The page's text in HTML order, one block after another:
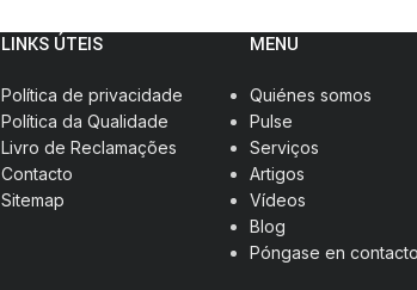
LINKS ÚTEIS
Política de privacidade
Política da Qualidade
Livro de Reclamações
Contacto
Sitemap
MENU
Quiénes somos
Pulse
Serviços
Artigos
Vídeos
Blog
Póngase en